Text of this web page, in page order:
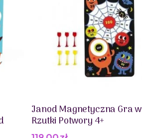
Janod Magnetyczna Gra w
Rzutki Potwory 4+